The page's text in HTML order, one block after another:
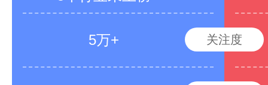
5万+ 关注度